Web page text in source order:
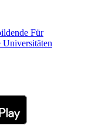
Für
Universitäten